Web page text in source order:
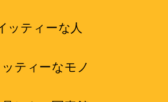
ッティーな人
ティーなモノ